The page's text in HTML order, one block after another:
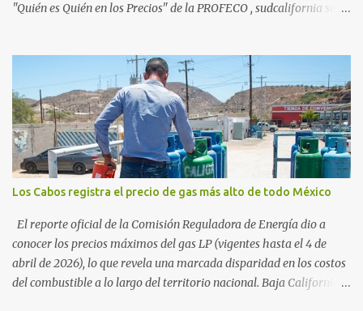
"Quién es Quién en los Precios" de la PROFECO , sudcalifornia se
datos correspondientes al cierre de marzo y la primera semana de
abril revelan que adquirir el paquete de los 24 productos
esenciales alcanzó un precio de 942.50 pesos en la ciudad de La Paz
. Este monto fue detectado específicamente en el establecimiento
Bodega Aurrera ubicado en el fraccionamiento Camino Real,
superando la barrera de los 910 pesos establecida como meta por
el gobierno federal en el Paquete Contra la Inflación y la Carestía
(PACIC). Dentro del análisis por zonas geográficas, la entidad se
ubica en la región Centro-Norte , que comparte con estados como
Aguascaliente...
Los Cabos registra el precio de gas más alto de todo México
El reporte oficial de la Comisión Reguladora de Energía dio a
conocer los precios máximos del gas LP (vigentes hasta el 4 de
abril de 2026), lo que revela una marcada disparidad en los costos
del combustible a lo largo del territorio nacional. Baja California